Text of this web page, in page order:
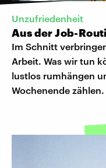
Unzufriedenheit
Aus der Job-
Im Schnitt
Arbeit. Was wir tun
lustlos rumhängen
Wochenende zählen.